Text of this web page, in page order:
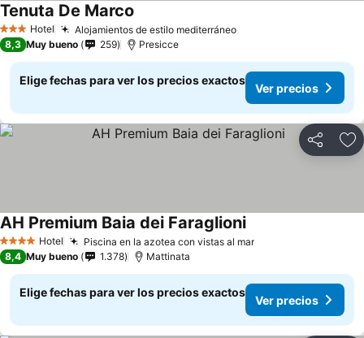
3 Estrellas
Hotel Alojamientos de estilo mediterráneo
Tenuta De Marco
8,3 Muy bueno 259 Presicce
Elige fechas para ver los precios exactos
Ver precios
Compartir
4 EstrellasHotel Piscina en la azotea con vistas al mar
AH Premium Baia dei Faraglioni
8,4 Muy bueno 1.378 Mattinata
Elige fechas para ver los precios exactos
Ver precios